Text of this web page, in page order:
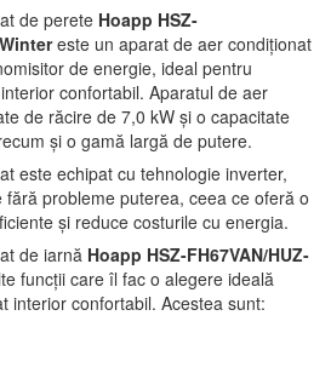
de perete Hoapp HSZ-
este un aparat de aer condiționat
de energie, ideal pentru
confortabil. Aparatul de aer
de răcire de 7,0 kW și o capacitate
și o gamă largă de putere.
este echipat cu tehnologie inverter,
probleme puterea, ceea ce oferă o
și reduce costurile cu energia.
de iarnă Hoapp HSZ-FH67VAN/HUZ-
funcții care îl fac o alegere ideală
interior confortabil. Acestea sunt: